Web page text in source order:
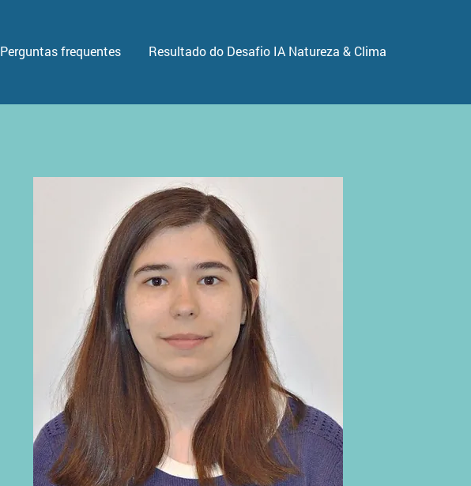
Perguntas frequentes Resultado do Desafio IA Natureza & Clima